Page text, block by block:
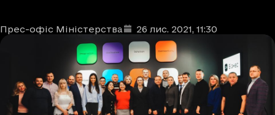
Автори
Прес-офіс Міністерства
Дата та час публікації: 26 лис. 2021, 11:30